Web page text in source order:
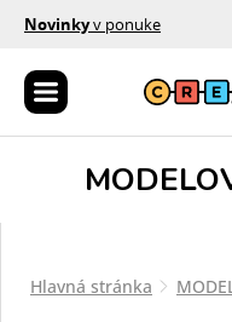
Novinkyv ponuke
Hlavná stránka